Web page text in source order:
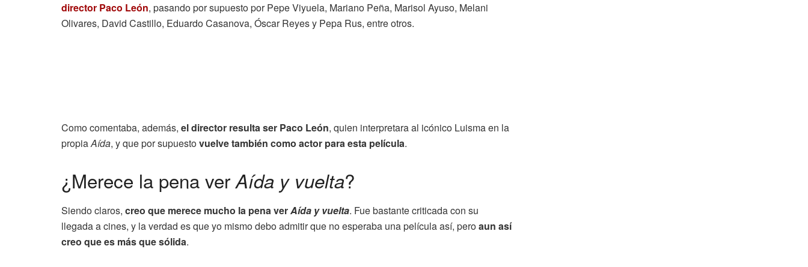
director Paco León, pasando por supuesto por Pepe Viyuela, Mariano Peña, Marisol Ayuso, Melani
Olivares, David Castillo, Eduardo Casanova, Óscar Reyes y Pepa Rus, entre otros.
Como comentaba, además, el director resulta ser Paco León, quien interpretara al icónico Luisma en la
propiaAída, y que por supuestovuelve también como actor para esta película.
¿Merece la pena verAída y vuelta?
Siendo claros, creo que merece mucho la pena verAída y vuelta. Fue bastante criticada con su
llegada a cines, y la verdad es que yo mismo debo admitir que no esperaba una película así, peroaun así
creo que es más que sólida.